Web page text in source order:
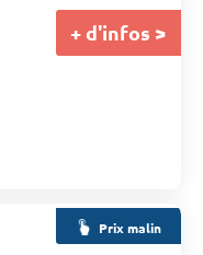
+ d'infos >
Prix malin